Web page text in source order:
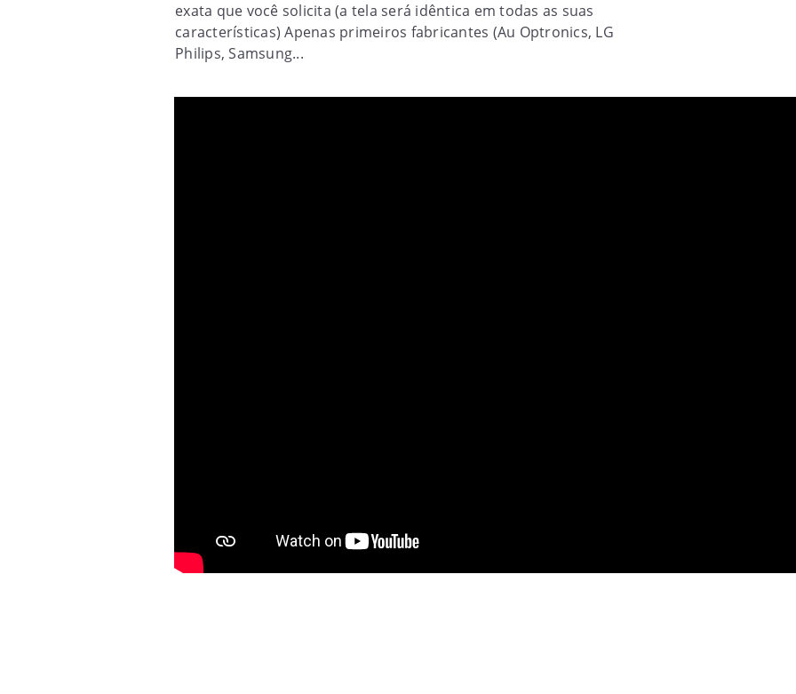
exata que você solicita (a tela será idêntica em todas as suas
características) Apenas primeiros fabricantes (Au Optronics, LG
Philips, Samsung...